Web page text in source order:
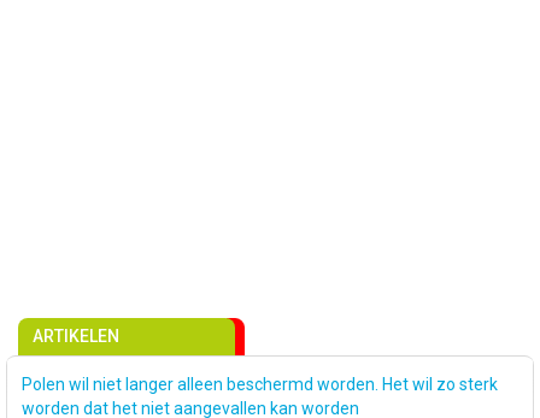
ARTIKELEN
Polen wil niet langer alleen beschermd worden. Het wil zo sterk
worden dat het niet aangevallen kan worden